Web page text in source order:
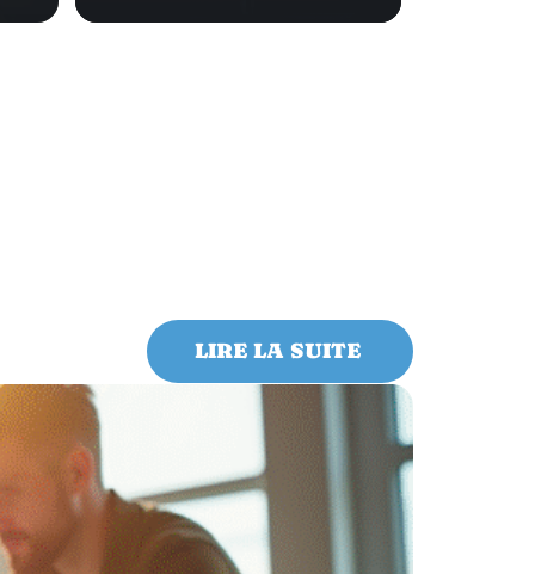
LIRE LA SUITE